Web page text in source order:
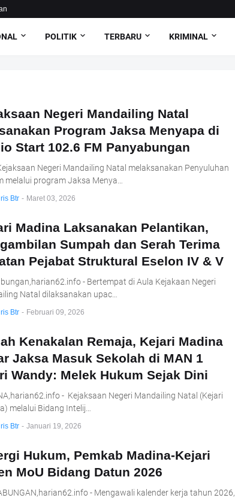
POLITIK TERBARU KRIMINAL
Negeri Mandailing Natal
Program Jaksa Menyapa di
Start 102.6 FM Panyabungan
Negeri Mandailing Natal melaksanakan Penyuluhan
melalui program Jaksa Menya…
Btr - Maret 03, 2026
Madina Laksanakan Pelantikan,
Sumpah dan Serah Terima
Pejabat Struktural Eselon IV & V
- Bertempat di Aula Kejakaan Negeri
Natal dilaksanakan upac…
Btr - Februari 09, 2026
Kenakalan Remaja, Kejari Madina
Jaksa Masuk Sekolah di MAN 1
Wandy: Melek Hukum Sejak Dini
- Kejaksaan Negeri Mandailing Natal (Kejari
melalui Bidang Intelij…
Btr - Januari 19, 2026
Hukum, Pemkab Madina-Kejari
MoU Bidang Datun 2026
- Mengawali kalender kerja tahun 2026,